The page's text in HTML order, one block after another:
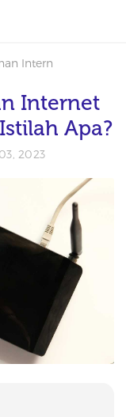
Internet Dikenal
Internet
Apa?
2023